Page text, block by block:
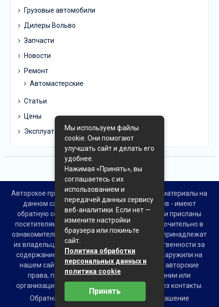
Грузовые автомобили
Дилеры Вольво
Запчасти
Новости
Ремонт
Автомастерские
Статьи
Цены
Эксплуатация
Авторское право © Все права защищены. Все материалы на
данном сайте взяты из открытых источников - имеют
обратную ссылку на материал в интернете или присланы
посетителями сайта и предоставляются исключительно в
ознакомительных целях. Права на материалы принадлежат
их владельцам. Администрация сайта ответственности за
содержание материала не несет. Если Вы обнаружили на
нашем сайте материалы, которые нарушают авторские
права, принадлежащие Вам, Вашей компании или
организации, пожалуйста, сообщите нам через контакты.
Обратная связь
Пользовательское соглашение
Мы используем файлы
cookie. Они помогают
улучшать сайт и делать его
удобнее.
Нажимая «Принять», вы
соглашаетесь с их
использованием и
передачей данных сервису
веб-аналитики. Если нет —
измените настройки
браузера или покиньте
сайт.
Политика обработки
персональных данных и
политика cookie
Принять